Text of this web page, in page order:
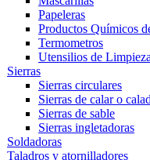
Papeleras
Productos Químicos
Termometros
Utensilios de Limpieza
Sierras
Sierras circulares
Sierras de calar o
Sierras de sable
Sierras ingletadoras
Soldadoras
Taladros y atornilladores